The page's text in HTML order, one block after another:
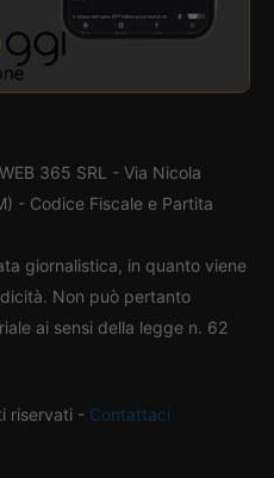
365 SRL - Via Nicola
- Codice Fiscale e Partita
giornalistica, in quanto viene
Non può pertanto
ai sensi della legge n. 62
riservati - Contattaci